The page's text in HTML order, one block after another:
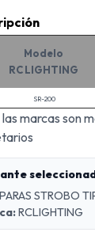
Modelo
RC LIGHTING
SR-200
las marcas son
STROBO
RCLIGHTING